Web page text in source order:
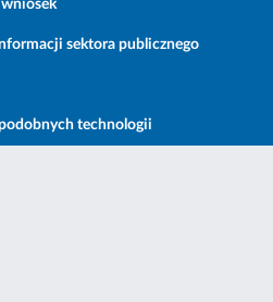
sektora publicznego
technologii